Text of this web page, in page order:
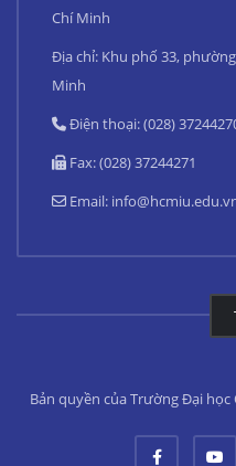
Chí Minh
Địa chỉ: Khu phố 33,
Minh
Điện thoại: (028)
Fax: (028) 37244271
Email:
Bản quyền của Trường Đại học